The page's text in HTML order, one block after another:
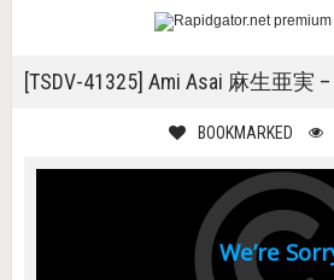
[TSDV-41325] Ami Asai 麻生亜実
BOOKMARKED